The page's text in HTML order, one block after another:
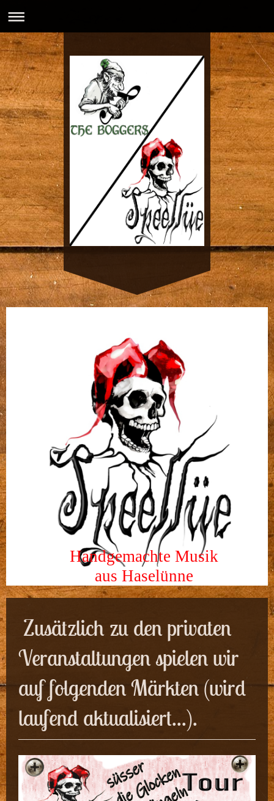
Handgemachte Musik
aus Haselünne
Zusätzlich zu den privaten
Veranstaltungen spielen wir
auf folgenden Märkten (wird
laufend aktualisiert...).